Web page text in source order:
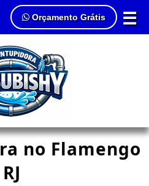
☰
Orçamento Grátis
no Flamengo
RJ